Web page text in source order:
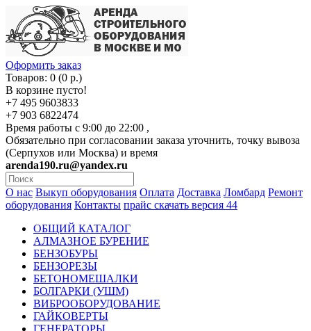
Оформить заказ
Товаров: 0 (0 р.)
В корзине пусто!
+7 495 9603833
+7 903 6822474
Время работы с 9:00 до 22:00 ,
Обязательно при согласовании заказа уточнить, точку вывоза
(Серпухов или Москва) и время
arenda190.ru@yandex.ru
О нас Выкуп оборудования Оплата Доставка Ломбард Ремонт
оборудования Контакты прайс скачать версия 44
ОБЩИЙ КАТАЛОГ
АЛМАЗНОЕ БУРЕНИЕ
БЕНЗОБУРЫ
БЕНЗОРЕЗЫ
БЕТОНОМЕШАЛКИ
БОЛГАРКИ (УШМ)
ВИБРООБОРУДОВАНИЕ
ГАЙКОВЕРТЫ
ГЕНЕРАТОРЫ